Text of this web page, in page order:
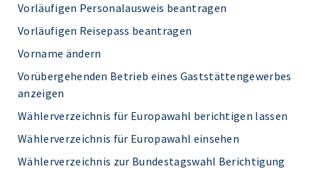
Vorläufigen Personalausweis beantragen
Vorläufigen Reisepass beantragen
Vorname ändern
Vorübergehenden Betrieb eines Gaststättengewerbes
anzeigen
Wählerverzeichnis für Europawahl berichtigen lassen
Wählerverzeichnis für Europawahl einsehen
Wählerverzeichnis zur Bundestagswahl Berichtigung